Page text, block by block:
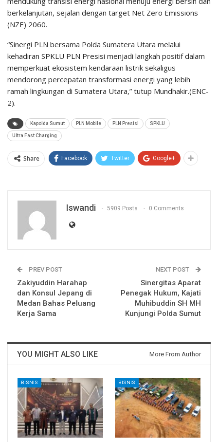
berkelanjutan, sejalan dengan target Net Zero Emissions
(NZE) 2060.
“Sinergi PLN bersama Polda Sumatera Utara melalui
kehadiran SPKLU PLN Presisi menjadi langkah positif dalam
memperkuat ekosistem kendaraan listrik sekaligus
mendorong percepatan transformasi energi yang lebih
ramah lingkungan di Sumatera Utara,” tutup Mundhakir.(ENC-
2).
Kapolda Sumut PLN Mobile PLN Presisi SPKLU
Ultra Fast Charging
Share Facebook Twitter Google+
Iswandi 5909 Posts 0 Comments
PREV POST
Zakiyuddin Harahap
dan Konsul Jepang di
Medan Bahas Peluang
Kerja Sama
NEXT POST
Sinergitas Aparat
Penegak Hukum, Kajati
Muhibuddin SH MH
Kunjungi Polda Sumut
YOU MIGHT ALSO LIKE More From Author
BISNIS BISNIS